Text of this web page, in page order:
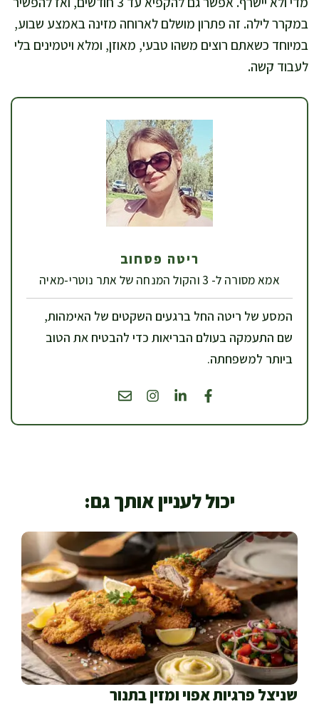
במקרר לילה. זה פתרון מושלם לארוחה מזינה באמצע שבוע,
במיוחד כשאתם רוצים משהו טבעי, מאוזן, ומלא ויטמינים בלי
לעבוד קשה.
ריטה פסחוב
אמא מסורה ל- 3 והקול המנחה של אתר נוטרי-מאיה
המסע של ריטה החל ברגעים השקטים של האימהות,
שם התעמקה בעולם הבריאות כדי להבטיח את הטוב
ביותר למשפחתה.
יכול לעניין אותך גם:
שניצל פרגיות אפוי ומזין בתנור